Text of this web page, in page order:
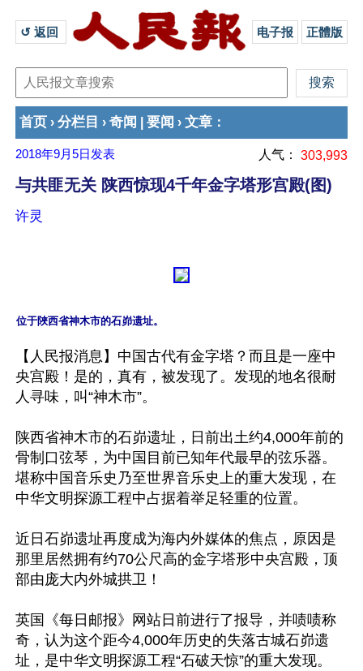
↺ 返回 电子报 正體版
首页 › 分栏目 › 奇闻 要闻 › 文章 ：
2018年9月5日 发表 人气： 303,993
与共匪无关 陕西惊现4千年金字塔形宫殿(图)
许灵
【人民报消息】中国古代有金字塔？而且是一座中
央宫殿！是的，真有，被发现了。发现的地名很耐
人寻味，叫“神木市”。
陕西省神木市的石峁遗址，日前出土约4,000年前的
骨制口弦琴，为中国目前已知年代最早的弦乐器。
堪称中国音乐史乃至世界音乐史上的重大发现，在
中华文明探源工程中占据着举足轻重的位置。
近日石峁遗址再度成为海内外媒体的焦点，原因是
那里居然拥有约70公尺高的金字塔形中央宫殿，顶
部由庞大内外城拱卫！
英国《每日邮报》网站日前进行了报导，并啧啧称
奇，认为这个距今4,000年历史的失落古城石峁遗
址，是中华文明探源工程“石破天惊”的重大发现。